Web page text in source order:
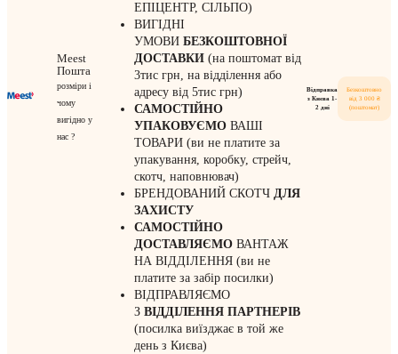
Meest
Пошта
розміри і
чому
вигідно у
нас ?
ЕПІЦЕНТР, СІЛЬПО)
ВИГІДНІ
УМОВИ БЕЗКОШТОВНОЇ
ДОСТАВКИ(на поштомат від
3тис грн, на відділення або
адресу від 5тис грн)
САМОСТІЙНО
УПАКОВУЄМОВАШІ
ТОВАРИ (ви не платите за
упакування, коробку, стрейч,
скотч, наповнювач)
БРЕНДОВАНИЙ СКОТЧ ДЛЯ
ЗАХИСТУ
САМОСТІЙНО
ДОСТАВЛЯЄМОВАНТАЖ
НА ВІДДІЛЕННЯ (ви не
платите за забір посилки)
ВІДПРАВЛЯЄМО
З ВІДДІЛЕННЯ ПАРТНЕРІВ
(посилка виїзджає в той же
день з Києва)
Відправка
з Києва 1-
2 дні
Безкоштовно
від 3 000 ₴
(поштомат)